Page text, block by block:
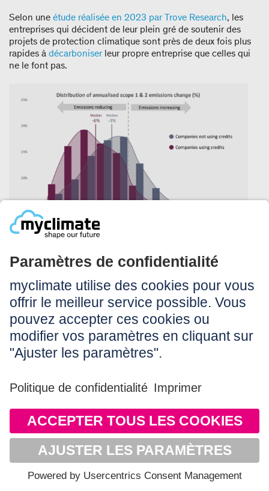
Selon une étude réalisée en 2023 par Trove Research, les
entreprises qui décident de leur plein gré de soutenir des
projets de protection climatique sont près de deux fois plus
rapides à décarboniserleur propre entreprise que celles qui
ne le font pas.
Les entreprises qui financent des projets de
protection climatique à grande échelle sont
deux fois plus rapides à décarboniser leur
propre entreprise que celles qui ne le font
pas. Graphique: Trove Research
«Ecosystem Marketplace»
parvient à une conclusion similaire
dans son étude également publiée en 2023: celle-ci
engagement volontaire s’orientent plus rapidement vers la
protection du climat. Ainsi, les acheteurs-euses de certificats
d’émission volontaires sont par exemple plus susceptibles
d’avoir des objectifs de lutte contre le changement
climatique que celles et ceux qui ne le font pas, et leurs
objectifs sont plus ambitieux: